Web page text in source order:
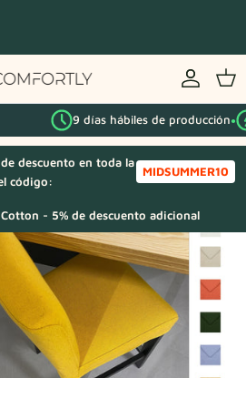
9 días hábiles de producción●
descuento en toda la
código:
MIDSUMMER10
- 5% de descuento adicional